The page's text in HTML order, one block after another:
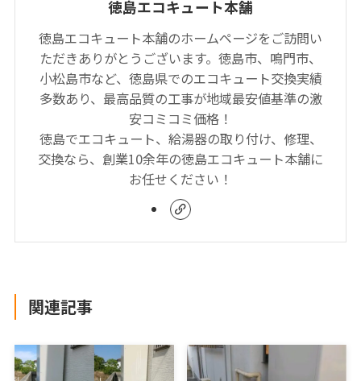
徳島エコキュート本舗
徳島エコキュート本舗のホームページをご訪問い
ただきありがとうございます。徳島市、鳴門市、
小松島市など、徳島県でのエコキュート交換実績
多数あり、最高品質の工事が地域最安値基準の激
安コミコミ価格！
徳島でエコキュート、給湯器の取り付け、修理、
交換なら、創業10余年の徳島エコキュート本舗に
お任せください！
関連記事